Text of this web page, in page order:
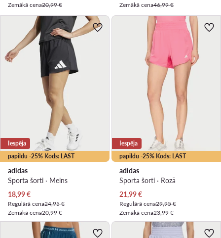
Zemākā cena20,99 €
Zemākā cena46,99 €
papildu -25% Kods: LAST
Iespēja
adidas
Sporta šorti · Melns
Pašreizējā cena
18,99€
Regulārā cena24,95 €
Zemākā cena20,99 €
papildu -25% Kods: LAST
Iespēja
adidas
Sporta šorti · Rozā
Pašreizējā cena
21,99€
Regulārā cena29,95 €
Zemākā cena23,99 €